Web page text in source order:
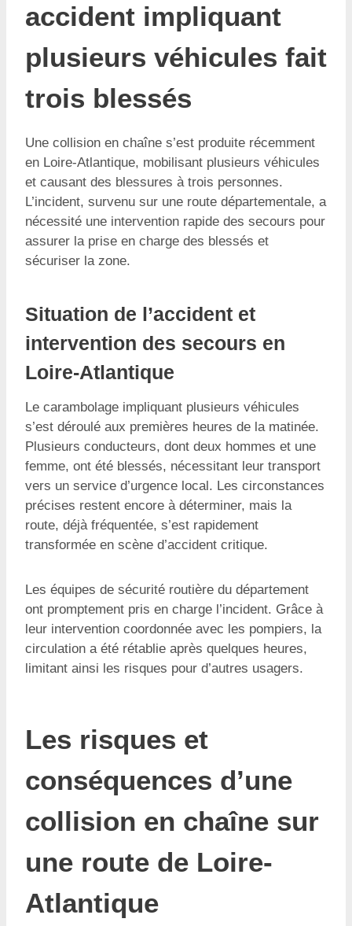
accident impliquant
plusieurs véhicules fait
trois blessés
Une collision en chaîne s’est produite récemment
en Loire-Atlantique, mobilisant plusieurs véhicules
et causant des blessures à trois personnes.
L’incident, survenu sur une route départementale, a
nécessité une intervention rapide des secours pour
assurer la prise en charge des blessés et
sécuriser la zone.
Situation de l’accident et
intervention des secours en
Loire-Atlantique
Le carambolage impliquant plusieurs véhicules
s’est déroulé aux premières heures de la matinée.
Plusieurs conducteurs, dont deux hommes et une
femme, ont été blessés, nécessitant leur transport
vers un service d’urgence local. Les circonstances
précises restent encore à déterminer, mais la
route, déjà fréquentée, s’est rapidement
transformée en scène d’accident critique.
Les équipes de sécurité routière du département
ont promptement pris en charge l’incident. Grâce à
leur intervention coordonnée avec les pompiers, la
circulation a été rétablie après quelques heures,
limitant ainsi les risques pour d’autres usagers.
Les risques et
conséquences d’une
collision en chaîne sur
une route de Loire-
Atlantique